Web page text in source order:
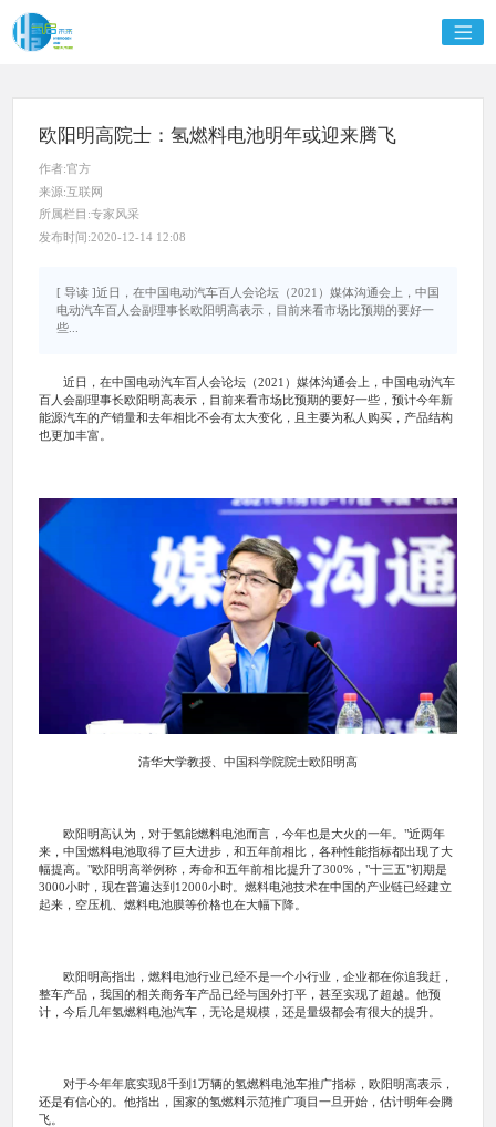
欧阳明高院士：氢燃料电池明年或迎来腾飞
作者:官方
来源:互联网
所属栏目:专家风采
发布时间:2020-12-14 12:08
[ 导读 ]近日，在中国电动汽车百人会论坛（2021）媒体沟通会上，中国
电动汽车百人会副理事长欧阳明高表示，目前来看市场比预期的要好一
些...
近日，在中国电动汽车百人会论坛（2021）媒体沟通会上，中国电动汽车
百人会副理事长欧阳明高表示，目前来看市场比预期的要好一些，预计今年新
能源汽车的产销量和去年相比不会有太大变化，且主要为私人购买，产品结构
也更加丰富。
清华大学教授、中国科学院院士欧阳明高
欧阳明高认为，对于氢能燃料电池而言，今年也是大火的一年。"近两年
来，中国燃料电池取得了巨大进步，和五年前相比，各种性能指标都出现了大
幅提高。"欧阳明高举例称，寿命和五年前相比提升了300%，"十三五"初期是
3000小时，现在普遍达到12000小时。燃料电池技术在中国的产业链已经建立
起来，空压机、燃料电池膜等价格也在大幅下降。
欧阳明高指出，燃料电池行业已经不是一个小行业，企业都在你追我赶，
整车产品，我国的相关商务车产品已经与国外打平，甚至实现了超越。他预
计，今后几年氢燃料电池汽车，无论是规模，还是量级都会有很大的提升。
对于今年年底实现8千到1万辆的氢燃料电池车推广指标，欧阳明高表示，
还是有信心的。他指出，国家的氢燃料示范推广项目一旦开始，估计明年会腾
飞。